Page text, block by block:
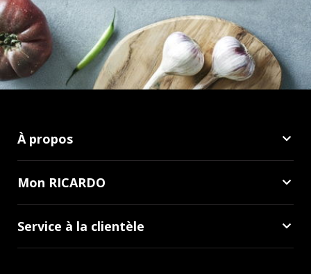
À propos
Mon RICARDO
Service à la clientèle